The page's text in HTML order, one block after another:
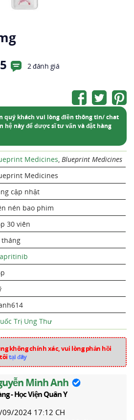
5
2 đánh giá
quý khách vui lòng điền thông tin/ chat
hệ này để dược sĩ tư vấn và đặt hàng
Medicines, Blueprint Medicines
Medicines
cập nhật
nén bao phim
30 viên
tháng
Trị Ung Thư
không chính xác, vui lòng phản hồi
tại đây
Minh Anh
- Học Viện Quân Y
2024 17:12 CH